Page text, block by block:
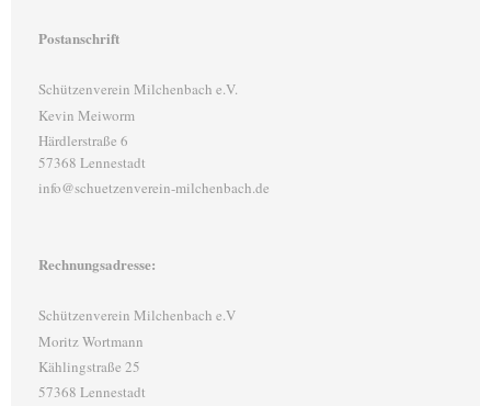
Postanschrift
Schützenverein Milchenbach e.V.
Kevin Meiworm
Härdlerstraße 6
57368 Lennestadt
info@schuetzenverein-milchenbach.de
Rechnungsadresse:
Schützenverein Milchenbach e.V
Moritz Wortmann
Kählingstraße 25
57368 Lennestadt